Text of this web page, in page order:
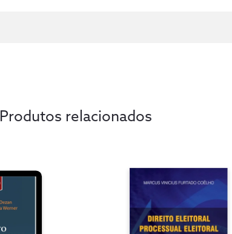
Produtos relacionados